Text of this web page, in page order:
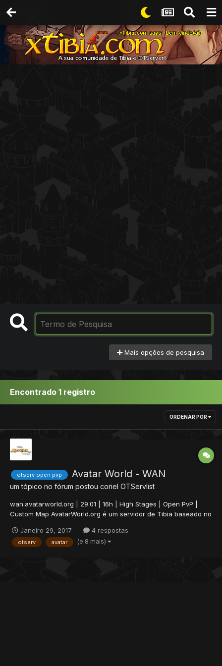
Mais opções de pesquisa
Encontrado 1 registro
ORDENAR POR
otserv open pvp Avatar World - WAN
um tópico no fórum postou coriel OTServlist
wan.avatarworld.org | 29.01 | 16h | High Stages | Open PvP |
Custom Map AvatarWorld.org é um servidor de Tibia baseado no
eles: Vaatu e Raava. Hoje iremos estrear o nosso terceiro mundo
Wan, que, diferente dos outros dois, será...
Janeiro 29, 2017 4 respostas
otserv avatar (e 8 mais)